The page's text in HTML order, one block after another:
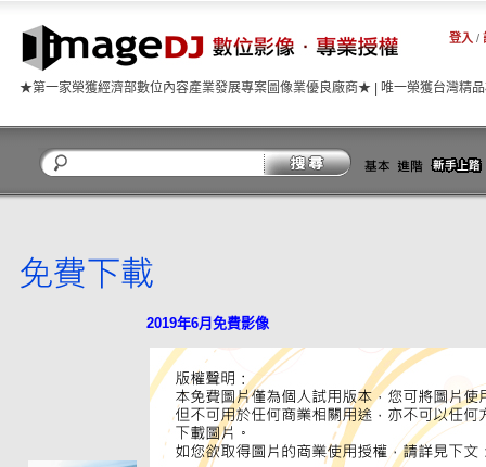
★第一家榮獲經濟部數位內容產業發展專案圖像業優良廠商★ | 唯一榮獲台灣精
登入 /
2019年6月免費影像